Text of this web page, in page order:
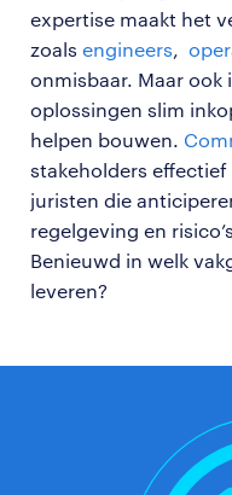
expertise maakt het
zoals engineers,
onmisbaar. Maar ook
oplossingen slim
helpen bouwen.
stakeholders
juristen die
regelgeving en
Benieuwd in welk
leveren?